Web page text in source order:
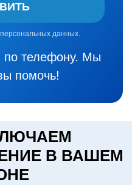
данных.
по телефону. Мы
помочь!
В ВАШЕМ